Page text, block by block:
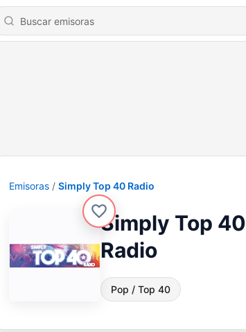
Emisoras Simply Top 40 Radio
Simply Top 40
Radio
Pop / Top 40